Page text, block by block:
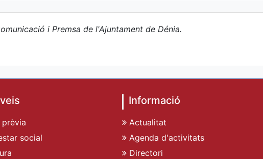
i Premsa de l'Ajuntament de Dénia.
social
Informació
Actualitat
Agenda d'activitats
Directori